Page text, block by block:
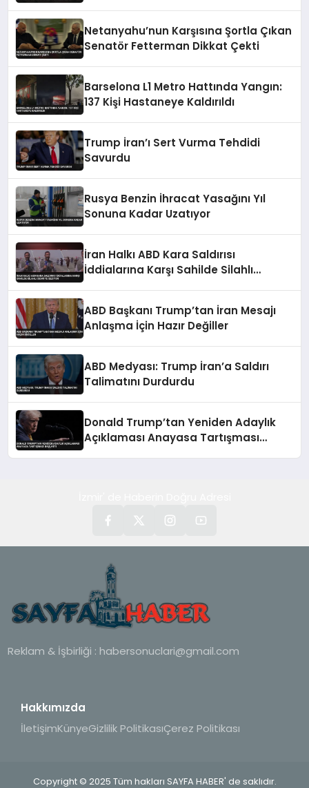
Netanyahu’nun Karşısına Şortla Çıkan
Senatör Fetterman Dikkat Çekti
Barselona L1 Metro Hattında Yangın:
137 Kişi Hastaneye Kaldırıldı
Trump İran’ı Sert Vurma Tehdidi
Savurdu
Rusya Benzin İhracat Yasağını Yıl
Sonuna Kadar Uzatıyor
İran Halkı ABD Kara Saldırısı
İddialarına Karşı Sahilde Silahlı
ABD Başkanı Trump’tan İran Mesajı
Anlaşma İçin Hazır Değiller
ABD Medyası: Trump İran’a Saldırı
Talimatını Durdurdu
Donald Trump’tan Yeniden Adaylık
Açıklaması Anayasa Tartışması
Reklam & İşbirliği : habersonuclari@gmail.com
Hakkımızda
İletişimKünyeGizlilik PolitikasıÇerez Politikası
Copyright © 2025 Tüm hakları SAYFA HABER' de saklıdır.